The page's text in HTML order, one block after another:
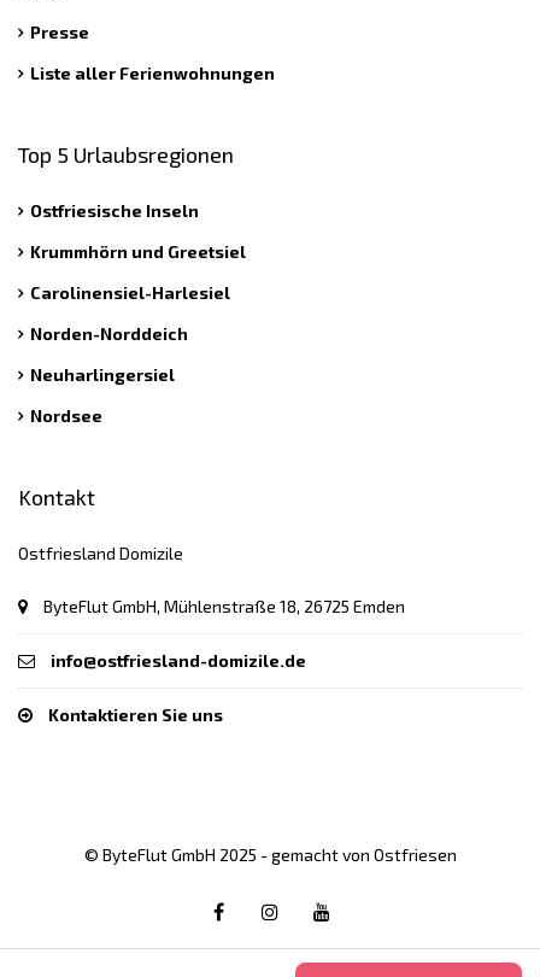
Presse
Liste aller Ferienwohnungen
Top 5 Urlaubsregionen
Ostfriesische Inseln
Krummhörn und Greetsiel
Carolinensiel-Harlesiel
Norden-Norddeich
Neuharlingersiel
Nordsee
Kontakt
Ostfriesland Domizile
ByteFlut GmbH, Mühlenstraße 18, 26725 Emden
info@ostfriesland-domizile.de
Kontaktieren Sie uns
© ByteFlut GmbH 2025 - gemacht von Ostfriesen